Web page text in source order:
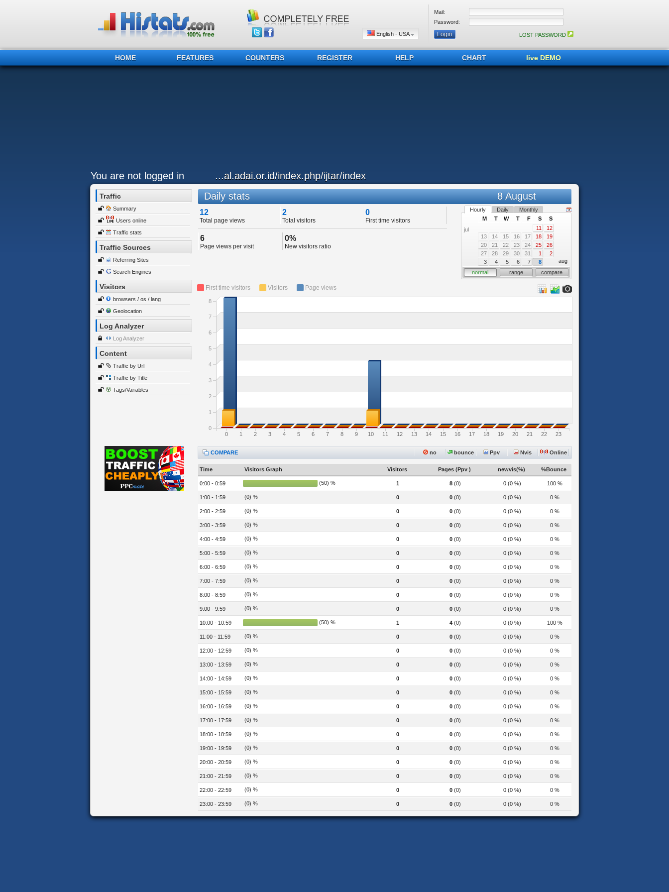
English - USA
Mail:
Password:
LOST PASSWORD
HOME FEATURES COUNTERS REGISTER HELP CHART live DEMO
You are not logged in ...al.adai.or.id/index.php/ijtar/index
Traffic
Summary
Users online
Traffic stats
Traffic Sources
Referring Sites
Search Engines
Visitors
browsers / os / lang
Geolocation
Log Analyzer
Log Analyzer
Content
Traffic by Url
Traffic by Title
Tags/Variables
Daily stats 8 August
12
Total page views
2
Total visitors
0
First time visitors
6
Page views per visit
0%
New visitors ratio
Hourly Daily Monthly
jul
M T W T F S
S
11
12
13
14 15 16 17 18
19
20
21 22 23 24 25
26
27
28 29 30 31 1
2
3
4 5 6 7 8
aug
normal
range compare
First time visitors Visitors Page views
0 1 2 3 4 5 6 7 8 9 10 11 12 13 14 15 16 17 18 19 20 21 22 23
0
1
2
3
4
5
6
7
8
COMPARE no bounce Ppv Nvis Online
Time Visitors Graph Visitors Pages (Ppv ) newvis(%) %Bounce
0:00 - 0:59 (50) % 1 8(0) 0 (0 %) 100 %
1:00 - 1:59 (0) % 0 0(0) 0 (0 %) 0 %
2:00 - 2:59 (0) % 0 0(0) 0 (0 %) 0 %
3:00 - 3:59 (0) % 0 0(0) 0 (0 %) 0 %
4:00 - 4:59 (0) % 0 0(0) 0 (0 %) 0 %
5:00 - 5:59 (0) % 0 0(0) 0 (0 %) 0 %
6:00 - 6:59 (0) % 0 0(0) 0 (0 %) 0 %
7:00 - 7:59 (0) % 0 0(0) 0 (0 %) 0 %
8:00 - 8:59 (0) % 0 0(0) 0 (0 %) 0 %
9:00 - 9:59 (0) % 0 0(0) 0 (0 %) 0 %
10:00 - 10:59 (50) % 1 4(0) 0 (0 %) 100 %
11:00 - 11:59 (0) % 0 0(0) 0 (0 %) 0 %
12:00 - 12:59 (0) % 0 0(0) 0 (0 %) 0 %
13:00 - 13:59 (0) % 0 0(0) 0 (0 %) 0 %
14:00 - 14:59 (0) % 0 0(0) 0 (0 %) 0 %
15:00 - 15:59 (0) % 0 0(0) 0 (0 %) 0 %
16:00 - 16:59 (0) % 0 0(0) 0 (0 %) 0 %
17:00 - 17:59 (0) % 0 0(0) 0 (0 %) 0 %
18:00 - 18:59 (0) % 0 0(0) 0 (0 %) 0 %
19:00 - 19:59 (0) % 0 0(0) 0 (0 %) 0 %
20:00 - 20:59 (0) % 0 0(0) 0 (0 %) 0 %
21:00 - 21:59 (0) % 0 0(0) 0 (0 %) 0 %
22:00 - 22:59 (0) % 0 0(0) 0 (0 %) 0 %
23:00 - 23:59 (0) % 0 0(0) 0 (0 %) 0 %